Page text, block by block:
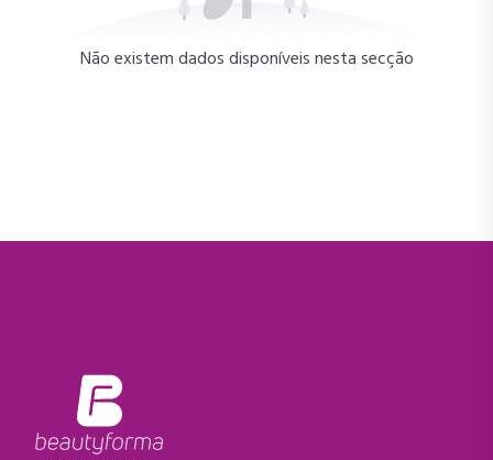
Não existem dados disponíveis nesta secção